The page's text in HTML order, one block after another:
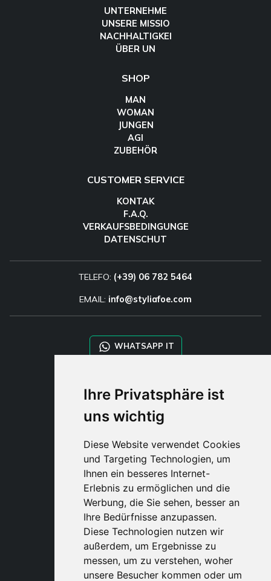
Ihre Privatsphäre ist
uns wichtig
Diese Website verwendet Cookies
und Targeting Technologien, um
Ihnen ein besseres Internet-
Erlebnis zu ermöglichen und die
Werbung, die Sie sehen, besser an
Ihre Bedürfnisse anzupassen.
Diese Technologien nutzen wir
außerdem, um Ergebnisse zu
messen, um zu verstehen, woher
unsere Besucher kommen oder um
UNTERNEHME
UNSERE MISSIO
NACHHALTIGKEI
ÜBER UN
SHOP
MAN
WOMAN
JUNGEN
AGI
ZUBEHÖR
CUSTOMER SERVICE
KONTAK
F.A.Q.
VERKAUFSBEDINGUNGE
DATENSCHUT
TELEFO: (+39) 06 782 5464
EMAIL: info@styliafoe.com
WHATSAPP IT
STYLIA SERVICES
SHOP B2B
TAYLOR MADE ORDERS
DROPSHIPPING
BENUTZE
REGISTRIERE
EINLOGGE
EINKAUFSWAGE